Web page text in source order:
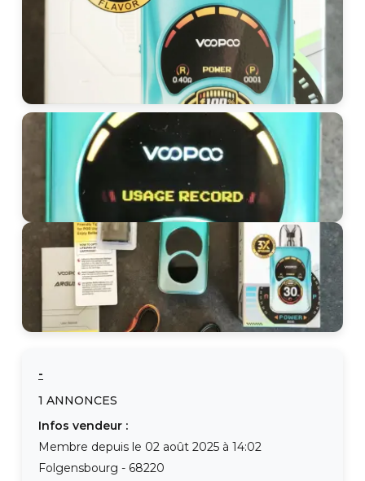
-
1 ANNONCES
Infos vendeur :
Membre depuis le 02 août 2025 à 14:02
Folgensbourg - 68220